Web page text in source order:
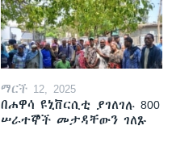
ማርች 12, 2025
በሐዋሳ ዩኒቨርሲቲ ያገለገሉ 800
ሠራተኞች መታዳቸውን ገለጹ